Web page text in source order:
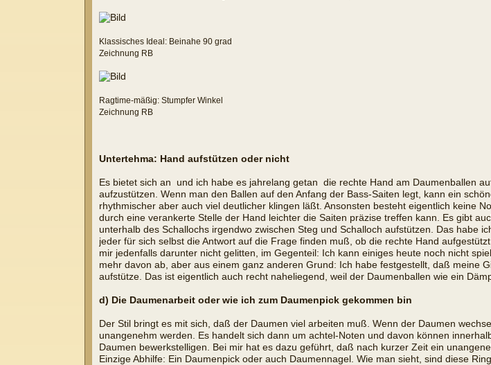
Klassisches Ideal: Beinahe 90 grad
Zeichnung RB
Ragtime-mäßig: Stumpfer Winkel
Zeichnung RB
Untertehma: Hand aufstützen oder nicht
Es bietet sich an  und ich habe es jahrelang getan  die rechte Hand am Daumenballen
aufzustützen. Wenn man den Ballen auf den Anfang der Bass-Saiten legt, kann ein
rhythmischer aber auch viel deutlicher klingen läßt. Ansonsten besteht eigentlich keine
durch eine verankerte Stelle der Hand leichter die Saiten präzise treffen kann. Es gibt
unterhalb des Schallochs irgendwo zwischen Steg und Schalloch aufstützen. Das habe
jeder für sich selbst die Antwort auf die Frage finden muß, ob die rechte Hand
mir jedenfalls darunter nicht gelitten, im Gegenteil: Ich kann einiges heute noch nicht
mehr davon ab, aber aus einem ganz anderen Grund: Ich habe festgestellt, daß meine
aufstütze. Das ist eigentlich auch recht naheliegend, weil der Daumenballen wie ein
d) Die Daumenarbeit oder wie ich zum Daumenpick gekommen bin
Der Stil bringt es mit sich, daß der Daumen viel arbeiten muß. Wenn der Daumen
unangenehm werden. Es handelt sich dann um achtel-Noten und davon können
Daumen bewerkstelligen. Bei mir hat es dazu geführt, daß nach kurzer Zeit ein
Einzige Abhilfe: Ein Daumenpick oder auch Daumennagel. Wie man sieht, sind diese